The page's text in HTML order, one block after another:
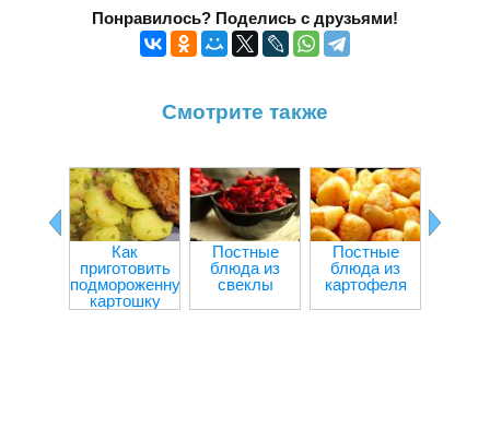
Понравилось? Поделись с друзьями!
Смотрите также
Как
приготовить
подмороженную
картошку
Постные
блюда из
свеклы
Постные
блюда из
картофеля